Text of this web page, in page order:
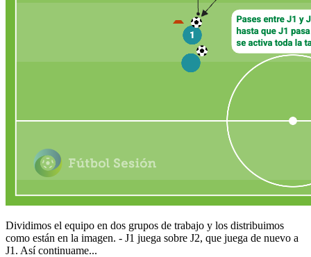
Dividimos el equipo en dos grupos de trabajo y los distribuimos
como están en la imagen. - J1 juega sobre J2, que juega de nuevo a
J1. Así continuame...